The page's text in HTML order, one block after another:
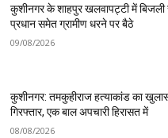
कुशीनगर के शाहपुर खलवापट्टी में
प्रधान समेत ग्रामीण धरने पर बैठे
09/08/2026
कुशीनगर: तमकुहीराज हत्याकांड का
गिरफ्तार, एक बाल अपचारी हिरासत में
08/08/2026